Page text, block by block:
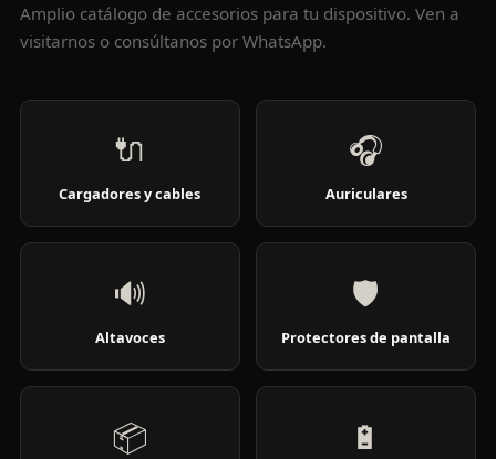
Amplio catálogo de accesorios para tu dispositivo. Ven a
visitarnos o consúltanos por WhatsApp.
🔌
Cargadores y cables
🎧
Auriculares
🔊
Altavoces
🛡️
Protectores de pantalla
📦 🔋